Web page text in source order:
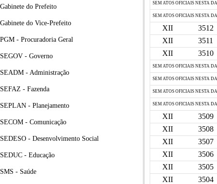
Gabinete do Prefeito
Gabinete do Vice-Prefeito
PGM - Procuradoria Geral
SEGOV - Governo
SEADM - Administração
SEFAZ - Fazenda
SEPLAN - Planejamento
SECOM - Comunicação
SEDESO - Desenvolvimento Social
SEDUC - Educação
SMS - Saúde
SEM ATOS OFICIAIS NESTA
SEM ATOS OFICIAIS NESTA
XII
3512
XII
3511
XII
3510
SEM ATOS OFICIAIS NESTA
SEM ATOS OFICIAIS NESTA
SEM ATOS OFICIAIS NESTA
SEM ATOS OFICIAIS NESTA
XII
3509
XII
3508
XII
3507
XII
3506
XII
3505
XII
3504